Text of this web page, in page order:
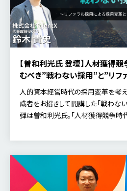
【曽和利光氏 登壇】人材獲得
むべき”戦わない採用”と”リフ
人的資本経営時代の採用変革を考
識者をお招きして開講した「戦わな
弾は曽和利光氏。「人材獲得競争時
争力向上～」をテーマにおこなった